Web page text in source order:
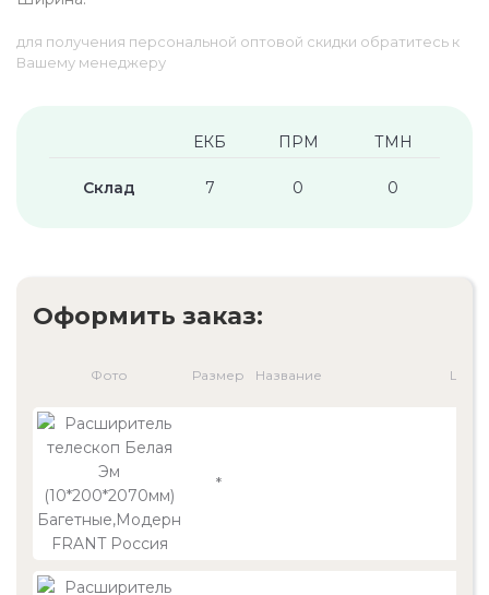
для получения персональной оптовой скидки обратитесь к
Вашему менеджеру
ЕКБ ПРМ ТМН
Склад 7 0 0
Оформить заказ:
Фото Размер Название
*